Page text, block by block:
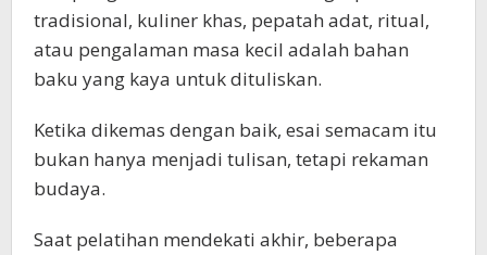
tradisional, kuliner khas, pepatah adat, ritual,
atau pengalaman masa kecil adalah bahan
baku yang kaya untuk dituliskan.
Ketika dikemas dengan baik, esai semacam itu
bukan hanya menjadi tulisan, tetapi rekaman
budaya.
Saat pelatihan mendekati akhir, beberapa